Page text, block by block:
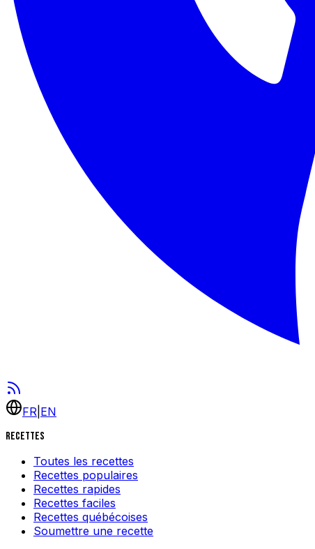
FR EN
Recettes
Toutes les recettes
Recettes populaires
Recettes rapides
Recettes faciles
Recettes québécoises
Soumettre une recette